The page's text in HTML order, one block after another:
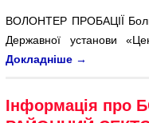
ВОЛОНТЕР ПРОБАЦІЇ
Державної установи
Докладніше →
Інформація про